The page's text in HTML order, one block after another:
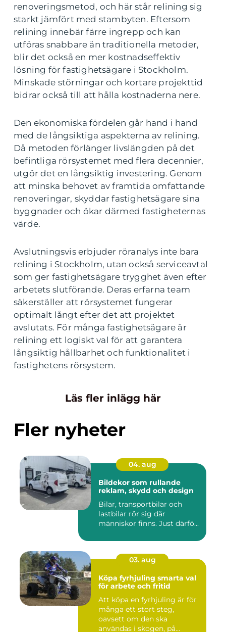
renoveringsmetod, och här står relining sig
starkt jämfört med stambyten. Eftersom
relining innebär färre ingrepp och kan
utföras snabbare än traditionella metoder,
blir det också en mer kostnadseffektiv
lösning för fastighetsägare i Stockholm.
Minskade störningar och kortare projekttid
bidrar också till att hålla kostnaderna nere.
Den ekonomiska fördelen går hand i hand
med de långsiktiga aspekterna av relining.
Då metoden förlänger livslängden på det
befintliga rörsystemet med flera decennier,
utgör det en långsiktig investering. Genom
att minska behovet av framtida omfattande
renoveringar, skyddar fastighetsägare sina
byggnader och ökar därmed fastigheternas
värde.
Avslutningsvis erbjuder röranalys inte bara
relining i Stockholm, utan också serviceavtal
som ger fastighetsägare trygghet även efter
arbetets slutförande. Deras erfarna team
säkerställer att rörsystemet fungerar
optimalt långt efter det att projektet
avslutats. För många fastighetsägare är
relining ett logiskt val för att garantera
långsiktig hållbarhet och funktionalitet i
fastighetens rörsystem.
Läs fler inlägg här
Fler nyheter
04. aug
Bildekor som rullande
reklam, skydd och design
Bilar, transportbilar och
lastbilar rör sig där
människor finns. Just därfö...
03. aug
Köpa fyrhjuling smarta val
för arbete och fritid
Att köpa en fyrhjuling är för
många ett stort steg,
oavsett om den ska
användas i skogen, på